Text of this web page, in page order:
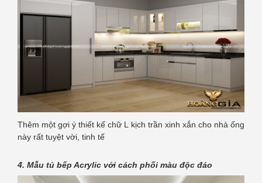
Thêm một gợi ý thiết kế chữ L kịch trần xinh xắn cho nhà ống
này rất tuyệt vời, tinh tế
4. Mẫu tủ bếp Acrylic với cách phối màu độc đáo